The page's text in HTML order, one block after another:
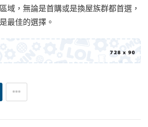
域，無論是首購或是換屋族群都首選，
最佳的選擇。